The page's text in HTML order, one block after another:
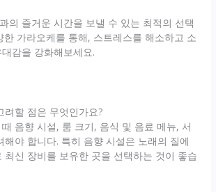
의 즐거운 시간을 보낼 수 있는 최적의 선택
한 가라오케를 통해, 스트레스를 해소하고 소
감을 강화해보세요.
려할 점은 무엇인가요?
음향 시설, 룸 크기, 음식 및 음료 메뉴, 서
해야 합니다. 특히 음향 시설은 노래의 질에
최신 장비를 보유한 곳을 선택하는 것이 좋습